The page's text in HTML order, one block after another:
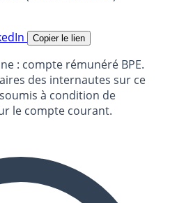
Copier le lien
: compte rémunéré BPE.
des internautes sur ce
à condition de
le compte courant.